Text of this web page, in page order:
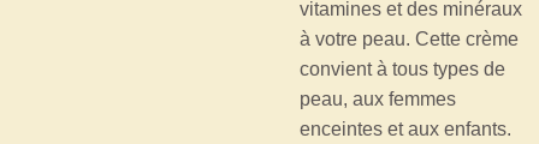
vitamines et des minéraux
à votre peau. Cette crème
convient à tous types de
peau, aux femmes
enceintes et aux enfants.